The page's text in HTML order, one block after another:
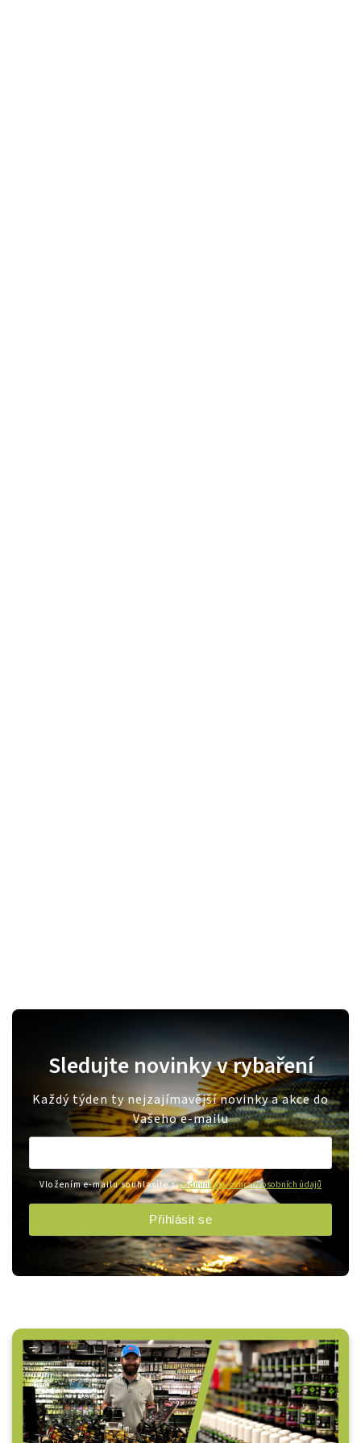
Sledujte novinky v rybaření
Každý týden ty nejzajímavější novinky a akce do
Vašeho e-mailu
Vložením e-mailu souhlasíte spodmínkami ochrany osobních údajů
Přihlásit se